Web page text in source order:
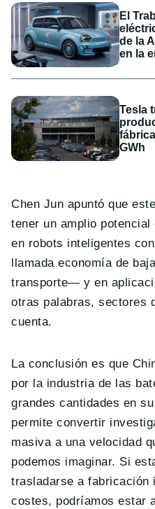
El
de la
en la
Tesla
GWh
Chen Jun apuntó que
tener un amplio
en robots inteligentes
llamada economía de
transporte— y en
otras palabras, sectores
cuenta.
La conclusión es que
por la industria de las
grandes cantidades en
permite convertir
masiva a una velocidad
podemos imaginar. Si
trasladarse a fabricación
costes, podríamos estar